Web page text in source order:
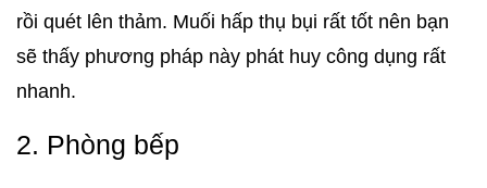
rồi quét lên thảm. Muối hấp thụ bụi rất tốt nên bạn
sẽ thấy phương pháp này phát huy công dụng rất
nhanh.
2. Phòng bếp